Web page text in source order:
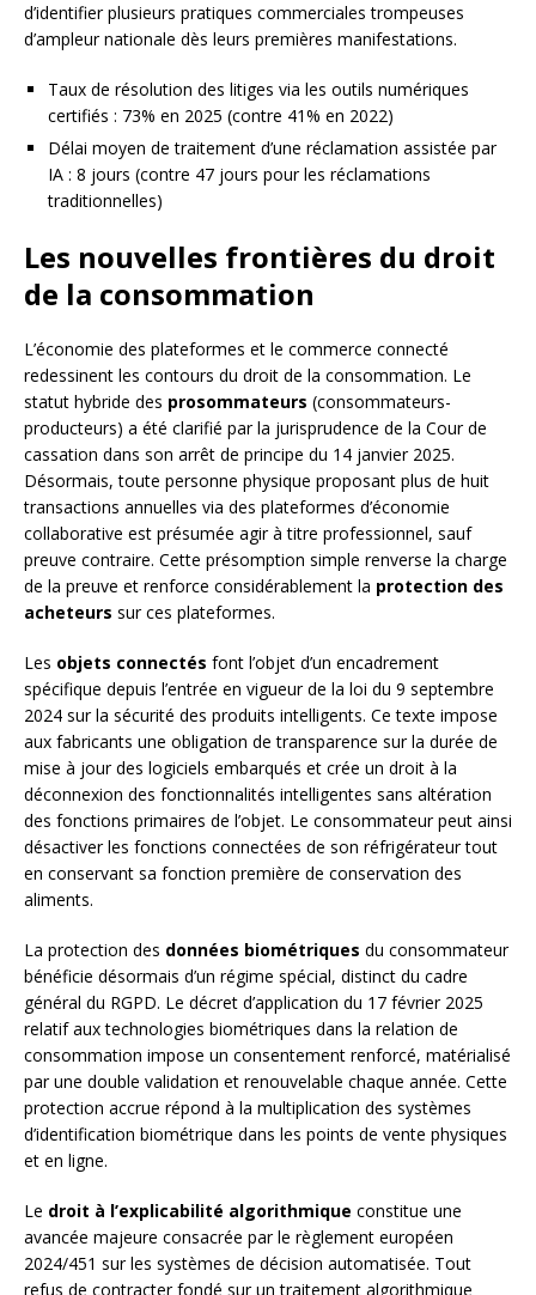
d’identifier plusieurs pratiques commerciales trompeuses
d’ampleur nationale dès leurs premières manifestations.
Taux de résolution des litiges via les outils numériques
certifiés : 73% en 2025 (contre 41% en 2022)
Délai moyen de traitement d’une réclamation assistée par
IA : 8 jours (contre 47 jours pour les réclamations
traditionnelles)
Les nouvelles frontières du droit
de la consommation
L’économie des plateformes et le commerce connecté
redessinent les contours du droit de la consommation. Le
statut hybride des prosommateurs (consommateurs-
producteurs) a été clarifié par la jurisprudence de la Cour de
cassation dans son arrêt de principe du 14 janvier 2025.
Désormais, toute personne physique proposant plus de huit
transactions annuelles via des plateformes d’économie
collaborative est présumée agir à titre professionnel, sauf
preuve contraire. Cette présomption simple renverse la charge
de la preuve et renforce considérablement la protection des
acheteurs sur ces plateformes.
Les objets connectés font l’objet d’un encadrement
spécifique depuis l’entrée en vigueur de la loi du 9 septembre
2024 sur la sécurité des produits intelligents. Ce texte impose
aux fabricants une obligation de transparence sur la durée de
mise à jour des logiciels embarqués et crée un droit à la
déconnexion des fonctionnalités intelligentes sans altération
des fonctions primaires de l’objet. Le consommateur peut ainsi
désactiver les fonctions connectées de son réfrigérateur tout
en conservant sa fonction première de conservation des
aliments.
La protection des données biométriques du consommateur
bénéficie désormais d’un régime spécial, distinct du cadre
général du RGPD. Le décret d’application du 17 février 2025
relatif aux technologies biométriques dans la relation de
consommation impose un consentement renforcé, matérialisé
par une double validation et renouvelable chaque année. Cette
protection accrue répond à la multiplication des systèmes
d’identification biométrique dans les points de vente physiques
et en ligne.
Le droit à l’explicabilité algorithmique constitue une
avancée majeure consacrée par le règlement européen
2024/451 sur les systèmes de décision automatisée. Tout
refus de contracter fondé sur un traitement algorithmique